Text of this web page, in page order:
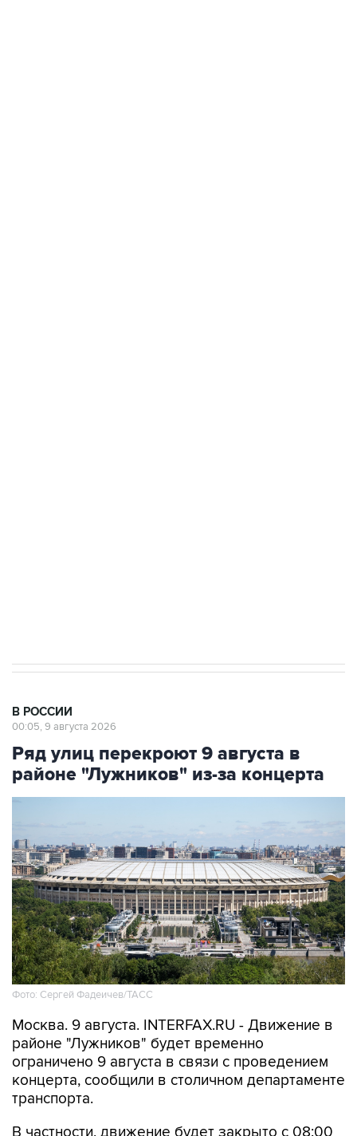
В РОССИИ
00:05, 9 августа 2026
Ряд улиц перекроют 9 августа в
районе "Лужников" из-за концерта
Фото: Сергей Фадеичев/ТАСС
Москва. 9 августа. INTERFAX.RU - Движение в
районе "Лужников" будет временно
ограничено 9 августа в связи с проведением
концерта, сообщили в столичном департаменте
транспорта.
В частности, движение будет закрыто с 08:00